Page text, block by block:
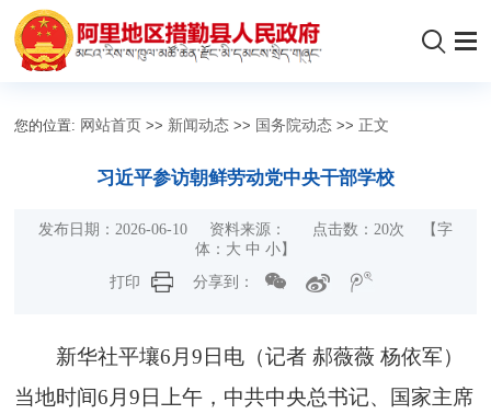
您的位置: 网站首页 >> 新闻动态 >> 国务院动态 >> 正文
习近平参访朝鲜劳动党中央干部学校
发布日期：2026-06-10 资料来源： 点击数： 20次
【字
体： 大 中 小】
打印
分享到：
新华社平壤6月9日电（记者 郝薇薇 杨依军）
当地时间6月9日上午，中共中央总书记、国家主席